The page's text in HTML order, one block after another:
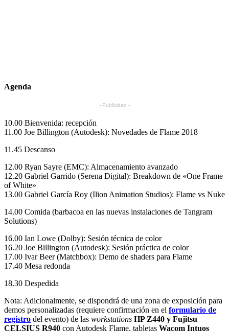
Agenda
- Publicidad -
10.00 Bienvenida: recepción
11.00 Joe Billington (Autodesk): Novedades de Flame 2018
11.45 Descanso
12.00 Ryan Sayre (EMC): Almacenamiento avanzado
12.20 Gabriel Garrido (Serena Digital): Breakdown de «One Frame
of White»
13.00 Gabriel García Roy (Ilion Animation Studios): Flame vs Nuke
14.00 Comida (barbacoa en las nuevas instalaciones de Tangram
Solutions)
16.00 Ian Lowe (Dolby): Sesión técnica de color
16.20 Joe Billington (Autodesk): Sesión práctica de color
17.00 Ivar Beer (Matchbox): Demo de shaders para Flame
17.40 Mesa redonda
18.30 Despedida
Nota: Adicionalmente, se dispondrá de una zona de exposición para
demos personalizadas (requiere confirmación en el formulario de
registro del evento) de las workstations HP Z440 y Fujitsu
CELSIUS R940 con Autodesk Flame, tabletas Wacom Intuos